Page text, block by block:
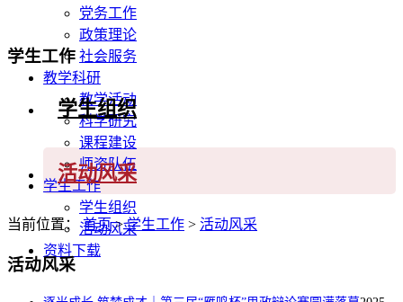
党务工作
政策理论
社会服务
教学科研
教学活动
科学研究
课程建设
师资队伍
学生工作
学生组织
活动风采
资料下载
学生工作
学生组织
活动风采
当前位置：首页>学生工作 > 活动风采
活动风采